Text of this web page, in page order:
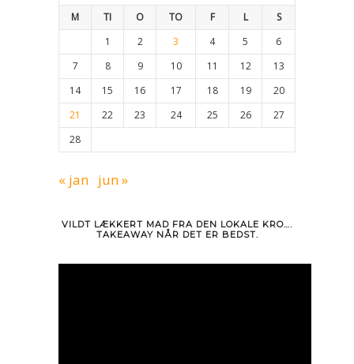
M TI O TO F L
S
1
2 3 4 5
6
7
8 9 10 11 12
13
14
15 16 17 18 19
20
21
22 23 24 25 26
27
28
« jan jun »
VILDT LÆKKERT MAD FRA DEN LOKALE KRO….
TAKEAWAY NÅR DET ER BEDST.